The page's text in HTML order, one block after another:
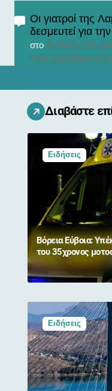
Οι γιατροί της
δεσμευτεί για
στο Ένταση στα
τους εργαζόμενους!
Διαβάστε
Ειδήσεις
Βόρεια Εύβοια:
του 35χρονος
από σύγκρουση με
Ειδήσεις